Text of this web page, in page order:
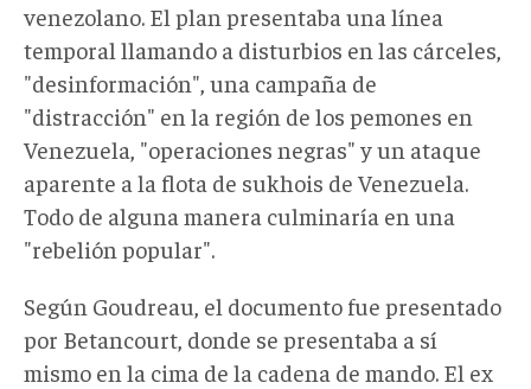
venezolano. El plan presentaba una línea
temporal llamando a disturbios en las cárceles,
"desinformación", una campaña de
"distracción" en la región de los pemones en
Venezuela, "operaciones negras" y un ataque
aparente a la flota de sukhois de Venezuela.
Todo de alguna manera culminaría en una
"rebelión popular".
Según Goudreau, el documento fue presentado
por Betancourt, donde se presentaba a sí
mismo en la cima de la cadena de mando. El ex